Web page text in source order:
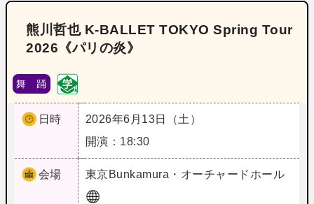
熊川哲也 K-BALLET TOKYO Spring Tour
2026《パリの炎》
舞 踊
日時
2026年6月13日（土）
開演：18:30
会場 東京Bunkamura・オーチャードホール